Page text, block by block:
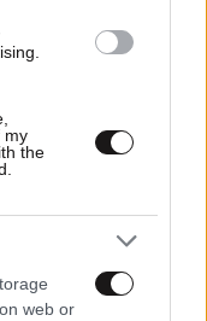
my
the
web or
στα Α΄6μηνο